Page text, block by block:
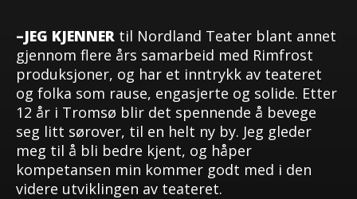
–JEG KJENNER til Nordland Teater blant annet
gjennom flere års samarbeid med Rimfrost
produksjoner, og har et inntrykk av teateret
og folka som rause, engasjerte og solide. Etter
12 år i Tromsø blir det spennende å bevege
seg litt sørover, til en helt ny by. Jeg gleder
meg til å bli bedre kjent, og håper
kompetansen min kommer godt med i den
videre utviklingen av teateret.